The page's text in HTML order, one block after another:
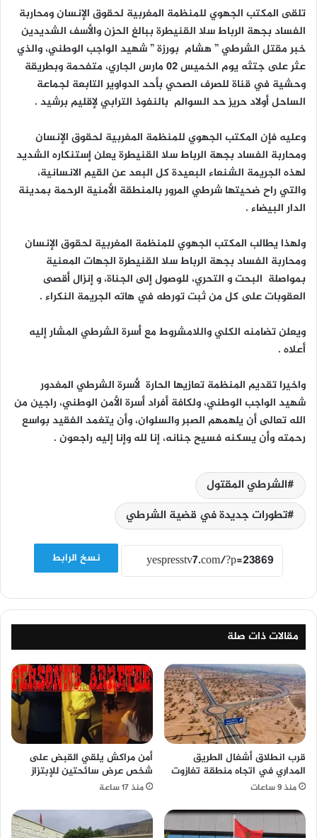
تلقى المكتب الجهوي للمنظمة المغربية لحقوق الإنسان ومحاربة
الفساد بجهة الرباط سلا القنيطرة ببالغ الحزن والأسف الشديدين
خبر مقتل الشرطي ” هشام بورزة ” شهيد الواجب الوطني، والذي
عثر على جتثه يوم الخميس 02 مارس الجاري، متفحمة وبطريقة
وحشية في قناة للصرف الصحي بأحد الدواوير التابعة لجماعة
الساحل أولاد حريز حد السوالم بالنفوذ الترابي لإقليم برشيد .
وعليه فإن المكتب الجهوي للمنظمة المغربية لحقوق الإنسان
ومحاربة الفساد بجهة الرباط سلا القنيطرة يعلن إستنكاره الشديد
لهذه الجريمة الشنعاء البعيدة كل البعد عن القيم الانسانية،
والتي راح ضحيتها شرطي المرور بالمنطقة الأمنية الرحمة بمدينة
الدار البيضاء .
ولهذا يطالب المكتب الجهوي للمنظمة المغربية لحقوق الإنسان
ومحاربة الفساد بجهة الرباط سلا القنيطرة الجهات المعنية
بمواصلة البحت و التحري، للوصول إلى الجناة، و إنزال أقصى
العقوبات على كل من ثبت تورطه في هاته الجريمة النكراء .
ويعلن تضامنه الكلي واللامشروط مع أسرة الشرطي المشار إليه
أعلاه .
واخيرا تقديم المنظمة تعازيها الحارة لأسرة الشرطي المغدور
شهيد الواجب الوطني، ولكافة أفراد أسرة الأمن الوطني، راجين من
الله تعالى أن يلهمهم الصبر والسلوان، وأن يتغمد الفقيد بواسع
رحمته وأن يسكنه فسيح جنانه، إنا لله وإنا إليه راجعون .
الشرطي المقتول
تطورات جديدة في قضية الشرطي
نسخ الرابط
مقالات ذات صلة
قرب انطلاق أشغال الطريق
المداري في اتجاه منطقة تغازوت
منذ 9 ساعات
أمن مراكش يلقي القبض على
شخص عرض سائحتين للإبتزاز
منذ 17 ساعة